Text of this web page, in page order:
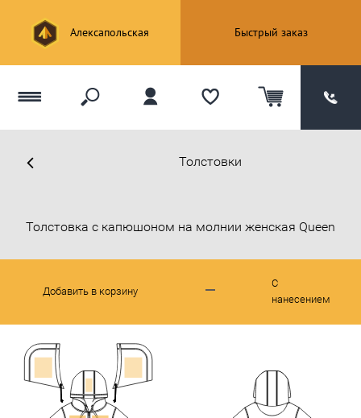
Алексапольская Быстрый заказ
Толстовки
С
нанесением
Толстовка с капюшоном на молнии женская Queen
Добавить в корзину